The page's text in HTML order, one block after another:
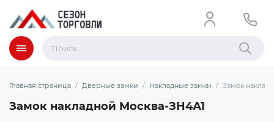
Меню Найти
Главная страница Дверные замки Накладные замки Замок
Замок накладной Москва-ЗН4А1